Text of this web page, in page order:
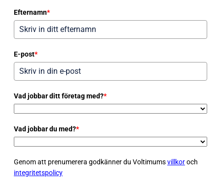
Efternamn*
E-post*
Vad jobbar ditt företag med?*
Vad jobbar du med?*
Genom att prenumerera godkänner du Voltimumsvillkoroch
integritetspolicy